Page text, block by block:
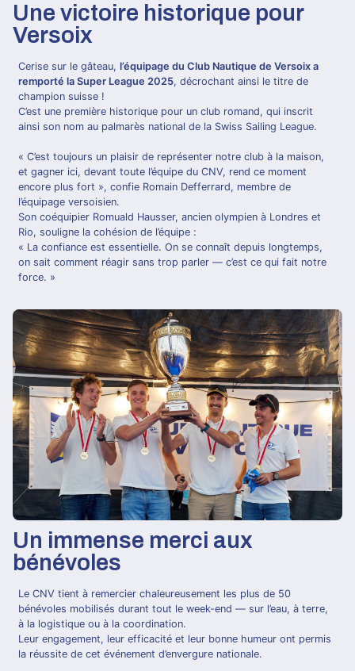
Une victoire historique pour
Versoix
Cerise sur le gâteau, l’équipage du Club Nautique de Versoix a
remporté la Super League 2025, décrochant ainsi le titre de
champion suisse !
C’est une première historique pour un club romand, qui inscrit
ainsi son nom au palmarès national de la Swiss Sailing League.
« C’est toujours un plaisir de représenter notre club à la maison,
et gagner ici, devant toute l’équipe du CNV, rend ce moment
encore plus fort », confie Romain Defferrard, membre de
l’équipage versoisien.
Son coéquipier Romuald Hausser, ancien olympien à Londres et
Rio, souligne la cohésion de l’équipe :
« La confiance est essentielle. On se connaît depuis longtemps,
on sait comment réagir sans trop parler — c’est ce qui fait notre
force. »
Un immense merci aux
bénévoles
Le CNV tient à remercier chaleureusement les plus de 50
bénévoles mobilisés durant tout le week-end — sur l’eau, à terre,
à la logistique ou à la coordination.
Leur engagement, leur efficacité et leur bonne humeur ont permis
la réussite de cet événement d’envergure nationale.